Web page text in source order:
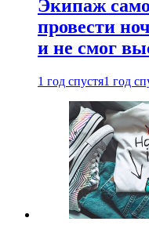
Экипаж
провести
и не смог
1 год спустя1 год